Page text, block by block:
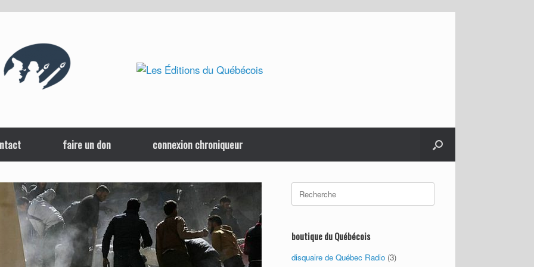
faire un don connexion chroniqueur
Search
for:
boutique du Québécois
disquaire de Québec Radio (3)